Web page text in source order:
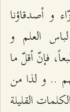
و أصدقاؤنا
العلم و
فإنّ أقلّ ما
.. و لذا من
القليلة